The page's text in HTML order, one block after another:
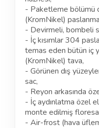
- Paketleme bölümü
(KromNikel)
- Devirmeli, bombeli
- İç kısımlar 304
temas eden bütün iç
(KromNikel) tava,
- Görünen dış
sac,
- Reyon arkasında
- İç aydınlatma özel
monte edilmiş
- Air-frost (hava